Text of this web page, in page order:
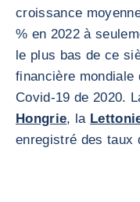
croissance
% en 2022 à
le plus bas de ce
financière mondiale
Covid-19 de 2020.
Hongrie, la
enregistré des taux